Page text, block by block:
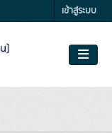
เข้าสู่ระบบ